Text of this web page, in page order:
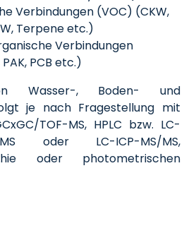
Verbindungen (VOC) (CKW,
Terpene etc.)
Verbindungen
PCB etc.)
Wasser-, Boden- und
je nach Fragestellung mit
TOF-MS, HPLC bzw. LC-
oder LC-ICP-MS/MS,
oder photometrischen